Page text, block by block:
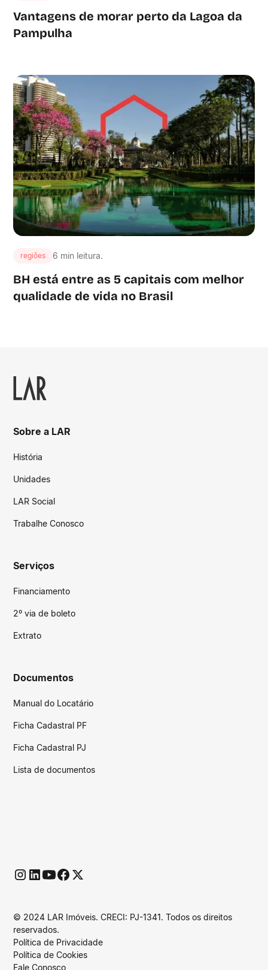
Vantagens de morar perto da Lagoa da
Pampulha
regiões 6 min leitura.
BH está entre as 5 capitais com melhor
qualidade de vida no Brasil
Sobre a LAR
História
Unidades
LAR Social
Trabalhe Conosco
Serviços
Financiamento
2º via de boleto
Extrato
Documentos
Manual do Locatário
Ficha Cadastral PF
Ficha Cadastral PJ
Lista de documentos
© 2024 LAR Imóveis. CRECI: PJ-1341. Todos os direitos
reservados.
Política de Privacidade
Política de Cookies
Fale Conosco